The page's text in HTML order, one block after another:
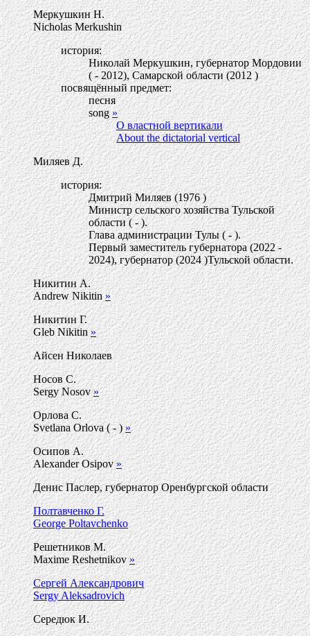
Меркушкин Н.
Nicholas Merkushin
история:
Николай Меркушкин, губернатор Мордовии
( - 2012), Самарской области (2012 )
посвящённый предмет:
песня
song»
О властной вертикали
About the dictatorial vertical
Миляев Д.
история:
Дмитрий Миляев (1976 )
Министр сельского хозяйства Тульской
области ( - ).
Глава администрации Тулы ( - ).
Первый заместитель губернатора (2022 -
2024), губернатор (2024 )Тульской области.
Никитин А.
Andrew Nikitin»
Никитин Г.
Gleb Nikitin»
Айсен Николаев
Носов С.
Sergy Nosov»
Орлова С.
Svetlana Orlova ( - )»
Осипов А.
Alexander Osipov»
Денис Паслер, губернатор Оренбургской области
Полтавченко Г.
George Poltavchenko
Решетников М.
Maxime Reshetnikov»
Сергей Александрович
Sergy Aleksadrovich
Середюк И.